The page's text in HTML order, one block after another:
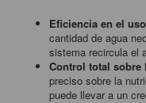
Eficiencia en el
cantidad de agua
sistema recircula el
Control total sobre
preciso sobre la
puede llevar a un